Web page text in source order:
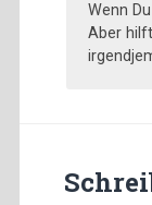
Wenn
Aber